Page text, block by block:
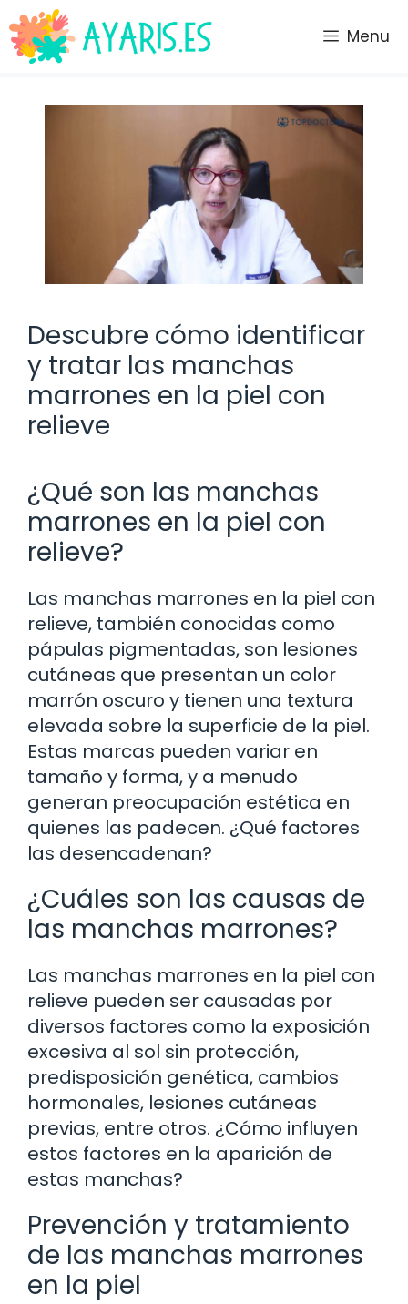
Saltar
al
contenido
Menu
Descubre cómo identificar
y tratar las manchas
marrones en la piel con
relieve
¿Qué son las manchas
marrones en la piel con
relieve?
Las manchas marrones en la piel con
relieve, también conocidas como
pápulas pigmentadas, son lesiones
cutáneas que presentan un color
marrón oscuro y tienen una textura
elevada sobre la superficie de la piel.
Estas marcas pueden variar en
tamaño y forma, y a menudo
generan preocupación estética en
quienes las padecen. ¿Qué factores
las desencadenan?
¿Cuáles son las causas de
las manchas marrones?
Las manchas marrones en la piel con
relieve pueden ser causadas por
diversos factores como la exposición
excesiva al sol sin protección,
predisposición genética, cambios
hormonales, lesiones cutáneas
previas, entre otros. ¿Cómo influyen
estos factores en la aparición de
estas manchas?
Prevención y tratamiento
de las manchas marrones
en la piel